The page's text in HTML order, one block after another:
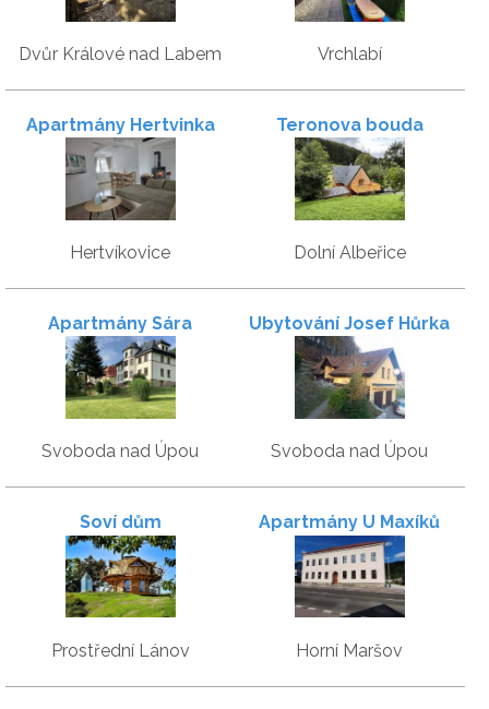
Dvůr Králové nad Labem Vrchlabí
Apartmány Hertvinka
Hertvíkovice
Teronova bouda
Dolní Albeřice
Apartmány Sára
Svoboda nad Úpou
Ubytování Josef Hůrka
Svoboda nad Úpou
Soví dům
Prostřední Lánov
Apartmány U Maxíků
Horní Maršov